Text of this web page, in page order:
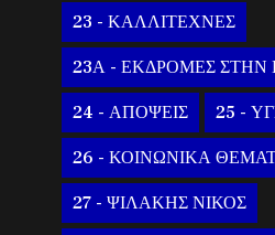
23 - ΚΑΛΛΙΤΕΧΝΕΣ
23Α - ΕΚΔΡΟΜΕΣ ΣΤΗΝ
24 - ΑΠΟΨΕΙΣ 25 -
26 - ΚΟΙΝΩΝΙΚΑ
27 - ΨΙΛΑΚΗΣ ΝΙΚΟΣ